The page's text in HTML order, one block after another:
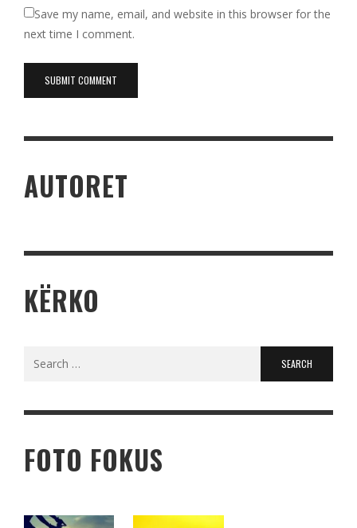
Save my name, email, and website in this browser for the
next time I comment.
AUTORET
KËRKO
FOTO FOKUS